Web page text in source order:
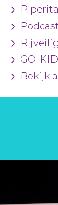
Piperita
GO-
Bekijk